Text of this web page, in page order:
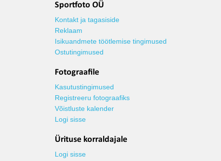
Sportfoto OÜ
Kontakt ja tagasiside
Reklaam
Isikuandmete töötlemise tingimused
Ostutingimused
Fotograafile
Kasutustingimused
Registreeru fotograafiks
Võistluste kalender
Logi sisse
Ürituse korraldajale
Logi sisse